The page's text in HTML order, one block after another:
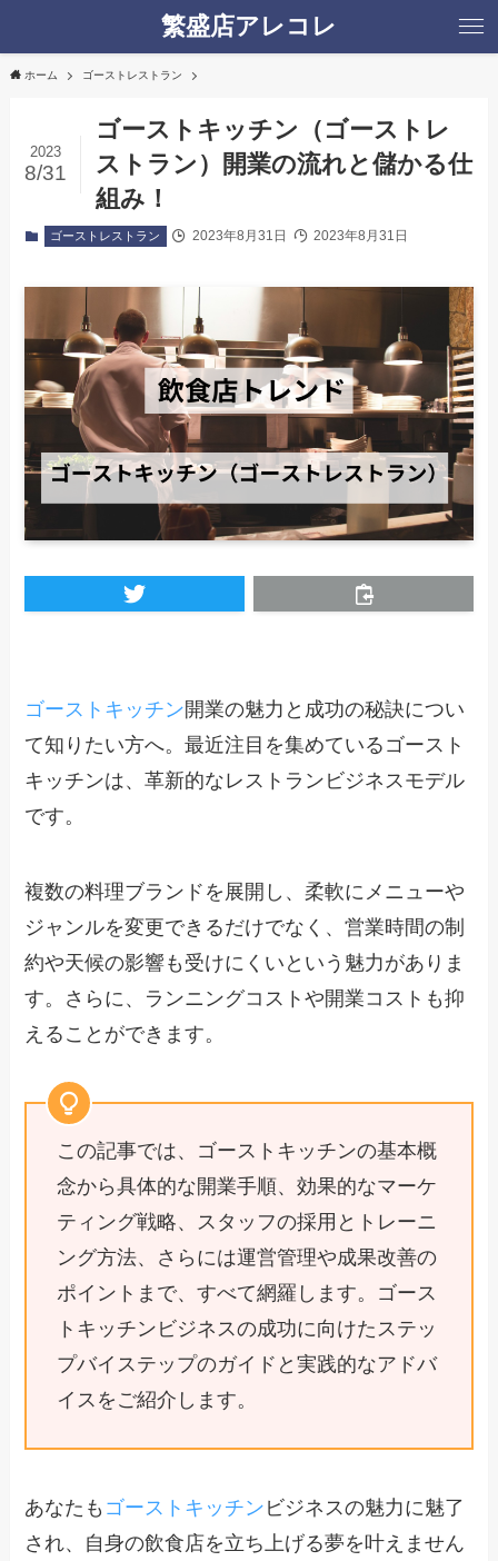
繁盛店アレコレ
ホーム ゴーストレストラン
ゴーストキッチン（ゴーストレ
ストラン）開業の流れと儲かる仕
組み！
2023
8/31
ゴーストレストラン 2023年8月31日 2023年8月31日
ゴーストキッチン開業の魅力と成功の秘訣につい
て知りたい方へ。最近注目を集めているゴースト
キッチンは、革新的なレストランビジネスモデル
です。
複数の料理ブランドを展開し、柔軟にメニューや
ジャンルを変更できるだけでなく、営業時間の制
約や天候の影響も受けにくいという魅力がありま
す。さらに、ランニングコストや開業コストも抑
えることができます。
この記事では、ゴーストキッチンの基本概
念から具体的な開業手順、効果的なマーケ
ティング戦略、スタッフの採用とトレーニ
ング方法、さらには運営管理や成果改善の
ポイントまで、すべて網羅します。ゴース
トキッチンビジネスの成功に向けたステッ
プバイステップのガイドと実践的なアドバ
イスをご紹介します。
あなたも ゴーストキッチン ビジネスの魅力に魅了
され、自身の飲食店を立ち上げる夢を叶えません